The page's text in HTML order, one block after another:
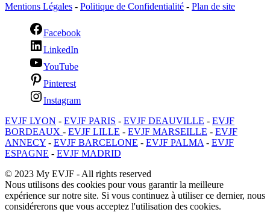
Mentions Légales - Politique de Confidentialité - Plan de site
Facebook
LinkedIn
YouTube
Pinterest
Instagram
EVJF LYON - EVJF PARIS - EVJF DEAUVILLE - EVJF
BORDEAUX - EVJF LILLE - EVJF MARSEILLE - EVJF
ANNECY - EVJF BARCELONE - EVJF PALMA - EVJF
ESPAGNE - EVJF MADRID
© 2023 My EVJF - All rights reserved
Nous utilisons des cookies pour vous garantir la meilleure
expérience sur notre site. Si vous continuez à utiliser ce dernier, nous
considérerons que vous acceptez l'utilisation des cookies.